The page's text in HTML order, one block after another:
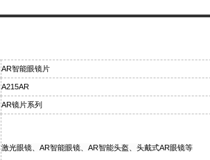
AR智能眼镜片
A215AR
AR镜片系列
激光眼镜、AR智能眼镜、AR智能头盔、头戴式AR眼镜等